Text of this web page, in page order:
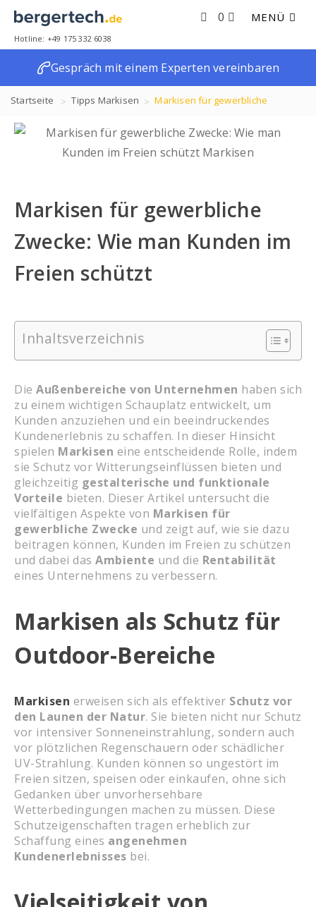
MENÜ
0
Hotline: +49 175 332 6038
Gespräch mit einem Experten vereinbaren
Startseite Tipps Markisen Markisen für gewerbliche
Zwecke: Wie man Kunden im Freien schützt
Markisen für gewerbliche
Zwecke: Wie man Kunden im
Freien schützt
Inhaltsverzeichnis
Die Außenbereiche von Unternehmen haben sich
zu einem wichtigen Schauplatz entwickelt, um
Kunden anzuziehen und ein beeindruckendes
Kundenerlebnis zu schaffen. In dieser Hinsicht
spielen Markisen eine entscheidende Rolle, indem
sie Schutz vor Witterungseinflüssen bieten und
gleichzeitig gestalterische und funktionale
Vorteile bieten. Dieser Artikel untersucht die
vielfältigen Aspekte von Markisen für
gewerbliche Zwecke und zeigt auf, wie sie dazu
beitragen können, Kunden im Freien zu schützen
und dabei das Ambiente und die Rentabilität
eines Unternehmens zu verbessern.
Markisen als Schutz für
Outdoor-Bereiche
Markisen erweisen sich als effektiver Schutz vor
den Launen der Natur. Sie bieten nicht nur Schutz
vor intensiver Sonneneinstrahlung, sondern auch
vor plötzlichen Regenschauern oder schädlicher
UV-Strahlung. Kunden können so ungestört im
Freien sitzen, speisen oder einkaufen, ohne sich
Gedanken über unvorhersehbare
Wetterbedingungen machen zu müssen. Diese
Schutzeigenschaften tragen erheblich zur
Schaffung eines angenehmen
Kundenerlebnisses bei.